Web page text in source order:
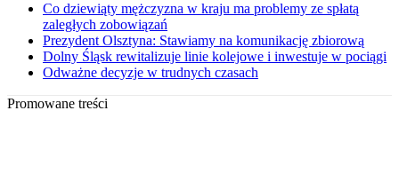
Co dziewiąty mężczyzna w kraju ma problemy ze spłatą
zaległych zobowiązań
Prezydent Olsztyna: Stawiamy na komunikację zbiorową
Dolny Śląsk rewitalizuje linie kolejowe i inwestuje w pociągi
Odważne decyzje w trudnych czasach
Promowane treści